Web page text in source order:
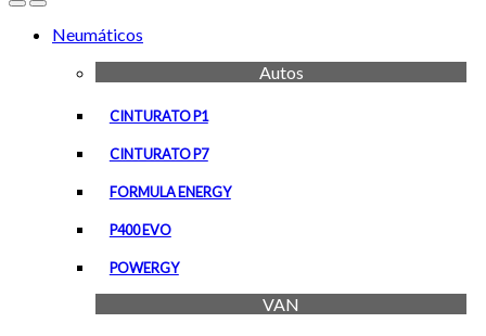
OpenClose
Neumáticos
Autos
CINTURATO P1
CINTURATO P7
FORMULA ENERGY
P400 EVO
POWERGY
VAN